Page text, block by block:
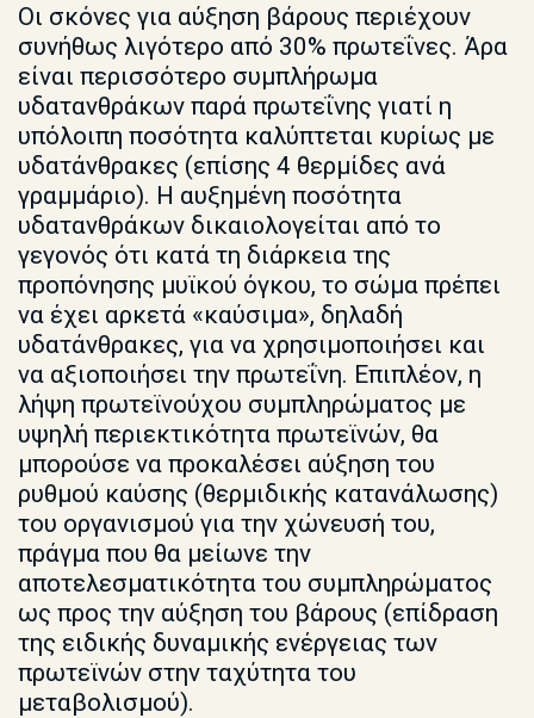
Οι σκόνες για αύξηση βάρους περιέχουν
συνήθως λιγότερο από 30% πρωτεΐνες. Άρα
είναι περισσότερο συμπλήρωμα
υδατανθράκων παρά πρωτεΐνης γιατί η
υπόλοιπη ποσότητα καλύπτεται κυρίως με
υδατάνθρακες (επίσης 4 θερμίδες ανά
γραμμάριο). Η αυξημένη ποσότητα
υδατανθράκων δικαιολογείται από το
γεγονός ότι κατά τη διάρκεια της
προπόνησης μυϊκού όγκου, το σώμα πρέπει
να έχει αρκετά «καύσιμα», δηλαδή
υδατάνθρακες, για να χρησιμοποιήσει και
να αξιοποιήσει την πρωτεΐνη. Επιπλέον, η
λήψη πρωτεϊνούχου συμπληρώματος με
υψηλή περιεκτικότητα πρωτεϊνών, θα
μπορούσε να προκαλέσει αύξηση του
ρυθμού καύσης (θερμιδικής κατανάλωσης)
του οργανισμού για την χώνευσή του,
πράγμα που θα μείωνε την
αποτελεσματικότητα του συμπληρώματος
ως προς την αύξηση του βάρους (επίδραση
της ειδικής δυναμικής ενέργειας των
πρωτεϊνών στην ταχύτητα του
μεταβολισμού).